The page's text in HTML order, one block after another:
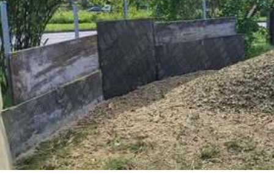
Dzień Działkowca 2005
Dzień Działkowca 2006
Dzień Działkowca 2012
Protest w Warszawie 2013
Protest w Bydgoszczy 2013